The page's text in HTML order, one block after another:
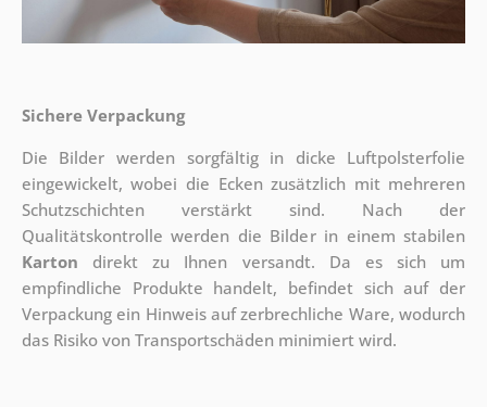
Sichere Verpackung
Die Bilder werden sorgfältig in dicke Luftpolsterfolie
eingewickelt, wobei die Ecken zusätzlich mit mehreren
Schutzschichten verstärkt sind. Nach der
Qualitätskontrolle werden die Bilder in einem stabilen
Karton direkt zu Ihnen versandt. Da es sich um
empfindliche Produkte handelt, befindet sich auf der
Verpackung ein Hinweis auf zerbrechliche Ware, wodurch
das Risiko von Transportschäden minimiert wird.